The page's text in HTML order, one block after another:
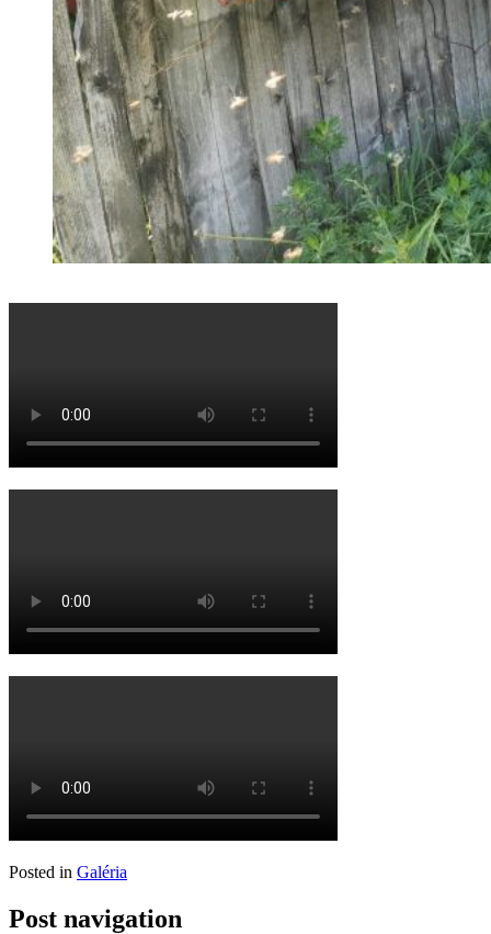
Posted in Galéria
Post navigation